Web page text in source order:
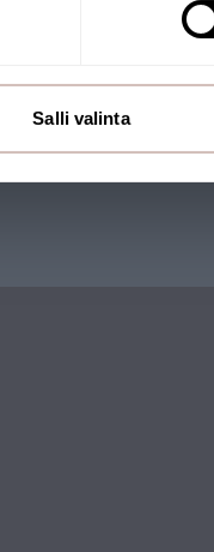
Salli valinta
har